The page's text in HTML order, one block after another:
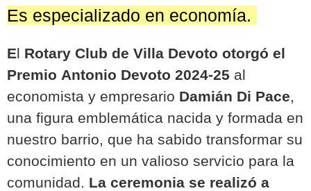
Es especializado en economía.
El Rotary Club de Villa Devoto otorgó el
Premio Antonio Devoto 2024-25 al
economista y empresario Damián Di Pace
una figura emblemática nacida y formada en
nuestro barrio, que ha sabido transformar su
conocimiento en un valioso servicio para la
comunidad. La ceremonia se realizó a